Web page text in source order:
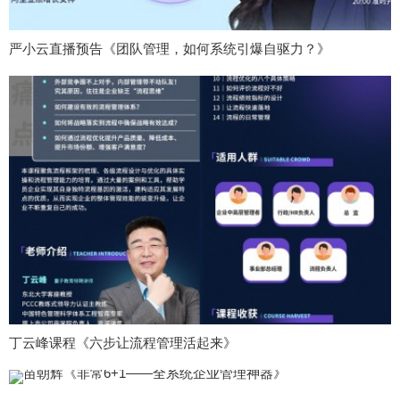
严小云直播预告《团队管理，如何系统引爆自驱力？》
丁云峰课程《六步让流程管理活起来》